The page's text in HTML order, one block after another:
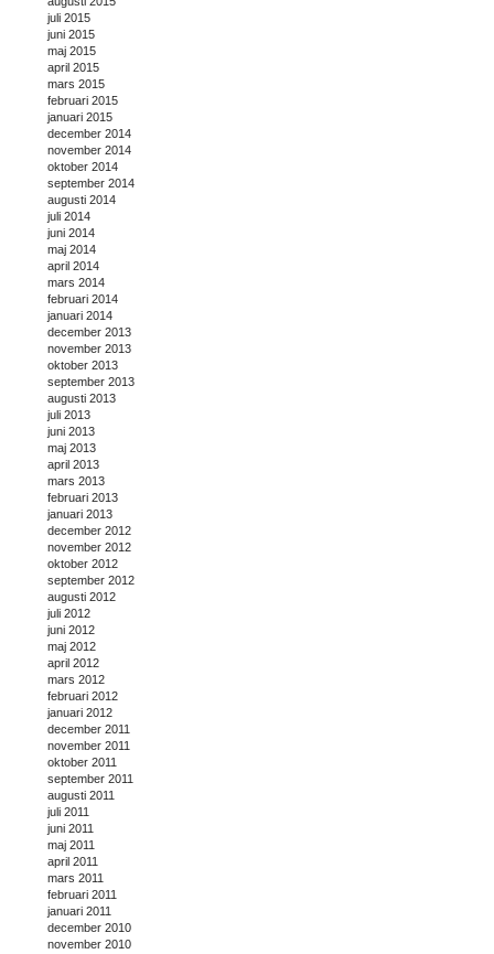
juli 2015
juni 2015
maj 2015
april 2015
mars 2015
februari 2015
januari 2015
december 2014
november 2014
oktober 2014
september 2014
augusti 2014
juli 2014
juni 2014
maj 2014
april 2014
mars 2014
februari 2014
januari 2014
december 2013
november 2013
oktober 2013
september 2013
augusti 2013
juli 2013
juni 2013
maj 2013
april 2013
mars 2013
februari 2013
januari 2013
december 2012
november 2012
oktober 2012
september 2012
augusti 2012
juli 2012
juni 2012
maj 2012
april 2012
mars 2012
februari 2012
januari 2012
december 2011
november 2011
oktober 2011
september 2011
augusti 2011
juli 2011
juni 2011
maj 2011
april 2011
mars 2011
februari 2011
januari 2011
december 2010
november 2010